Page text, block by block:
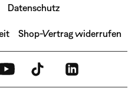
Datenschutz
Shop-Vertrag widerrufen